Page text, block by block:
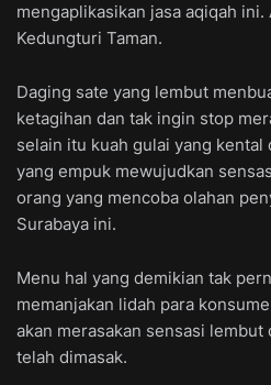
mengaplikasikan jasa aqiqah
Kedungturi Taman.
Daging sate yang lembut
ketagihan dan tak ingin stop
selain itu kuah gulai yang kental
yang empuk mewujudkan
orang yang mencoba olahan
Surabaya ini.
Menu hal yang demikian tak
memanjakan lidah para
akan merasakan sensasi lembut
telah dimasak.